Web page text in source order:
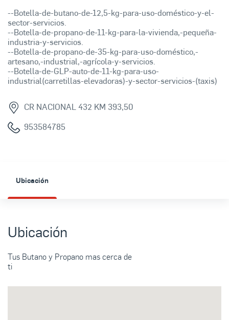
--Botella-de-butano-de-12,5-kg-para-uso-doméstico-y-el-
sector-servicios.
--Botella-de-propano-de-11-kg-para-la-vivienda,-pequeña-
industria-y-servicios.
--Botella-de-propano-de-35-kg-para-uso-doméstico,-
artesano,-industrial,-agrícola-y-servicios.
--Botella-de-GLP-auto-de-11-kg-para-uso-
industrial(carretillas-elevadoras)-y-sector-servicios-(taxis)
CR NACIONAL 432 KM 393,50
953584785
Ubicación
Ubicación
Tus Butano y Propano mas cerca de
ti